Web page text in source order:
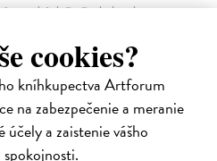
cookies?
kníhkupectva Artforum
na zabezpečenie a meranie
a zaistenie vášho
v pouhých čtyřech dnech,